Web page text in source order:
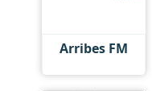
Arribes FM